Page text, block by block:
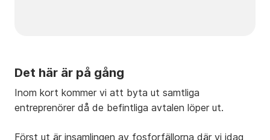
Det här är på gång
Inom kort kommer vi att byta ut samtliga
entreprenörer då de befintliga avtalen löper ut.
Först ut är insamlingen av fosforfällorna där vi idag